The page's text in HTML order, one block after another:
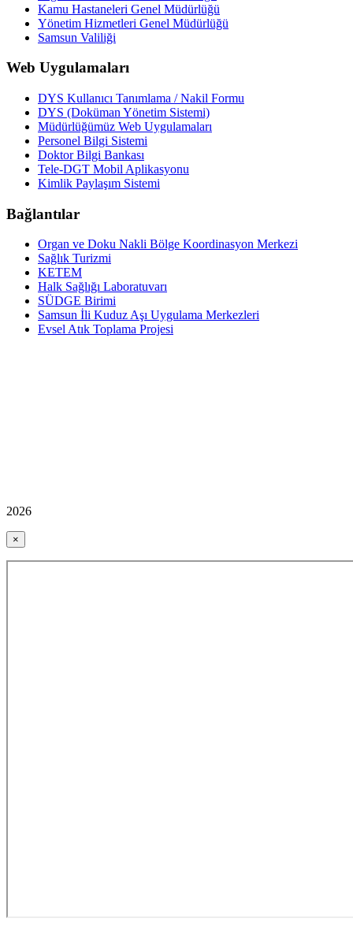
Kamu Hastaneleri Genel Müdürlüğü
Yönetim Hizmetleri Genel Müdürlüğü
Samsun Valiliği
Web Uygulamaları
DYS Kullanıcı Tanımlama / Nakil Formu
DYS (Doküman Yönetim Sistemi)
Müdürlüğümüz Web Uygulamaları
Personel Bilgi Sistemi
Doktor Bilgi Bankası
Tele-DGT Mobil Aplikasyonu
Kimlik Paylaşım Sistemi
Bağlantılar
Organ ve Doku Nakli Bölge Koordinasyon Merkezi
Sağlık Turizmi
KETEM
Halk Sağlığı Laboratuvarı
SÜDGE Birimi
Samsun İli Kuduz Aşı Uygulama Merkezleri
Evsel Atık Toplama Projesi
2026
×